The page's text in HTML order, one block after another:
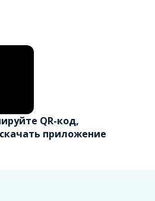
QR-код,
приложение